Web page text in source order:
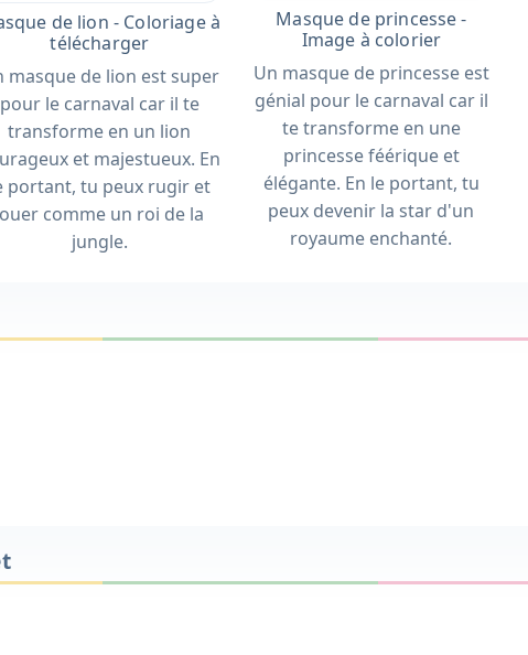
de lion - Coloriage à
télécharger
masque de lion est super
pour le carnaval car il te
transforme en un lion
et majestueux. En
portant, tu peux rugir et
comme un roi de la
jungle.
Masque de princesse -
Image à colorier
Un masque de princesse est
génial pour le carnaval car il
te transforme en une
princesse féérique et
élégante. En le portant, tu
peux devenir la star d'un
royaume enchanté.